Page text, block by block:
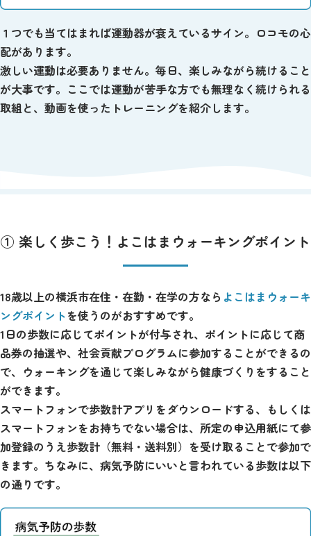
１つでも当てはまれば運動器が衰えているサイン。ロコモの心
配があります。
激しい運動は必要ありません。毎日、楽しみながら続けること
が大事です。ここでは運動が苦手な方でも無理なく続けられる
取組と、動画を使ったトレーニングを紹介します。
① 楽しく歩こう！よこはまウォーキングポイント
18歳以上の横浜市在住・在勤・在学の方なら よこはまウォーキ
ングポイントを使うのがおすすめです。
1日の歩数に応じてポイントが付与され、ポイントに応じて商
品券の抽選や、社会貢献プログラムに参加することができるの
で、ウォーキングを通じて楽しみながら健康づくりをすること
ができます。
スマートフォンで歩数計アプリをダウンロードする、もしくは
スマートフォンをお持ちでない場合は、所定の申込用紙にて参
加登録のうえ歩数計（無料・送料別）を受け取ることで参加で
きます。ちなみに、病気予防にいいと言われている歩数は以下
の通りです。